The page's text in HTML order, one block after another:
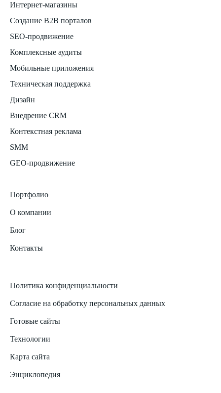
Интернет-магазины
Создание B2B порталов
SEO-продвижение
Комплексные аудиты
Мобильные приложения
Техническая поддержка
Дизайн
Внедрение CRM
Контекстная реклама
SMM
GEO-продвижение
Портфолио
О компании
Блог
Контакты
Политика конфиденциальности
Согласие на обработку персональных данных
Готовые сайты
Технологии
Карта сайта
Энциклопедия